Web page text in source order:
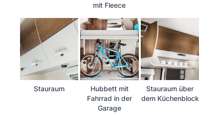
mit Fleece
Stauraum
Hubbett mit
Fahrrad in der
Garage
Stauraum über
dem Küchenblock